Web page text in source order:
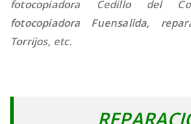
fotocopiadora Cedillo del
fotocopiadora Fuensalida,
Torrijos, etc.